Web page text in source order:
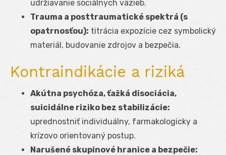
udržiavanie sociálnych väzieb.
Trauma a posttraumatické spektrá (s
opatrnosťou): titrácia expozície cez symbolický
materiál, budovanie zdrojov a bezpečia.
Kontraindikácie a riziká
Akútna psychóza, ťažká disociácia,
suicidálne riziko bez stabilizácie:
uprednostniť individuálny, farmakologicky a
krízovo orientovaný postup.
Narušené skupinové hranice a bezpečie: